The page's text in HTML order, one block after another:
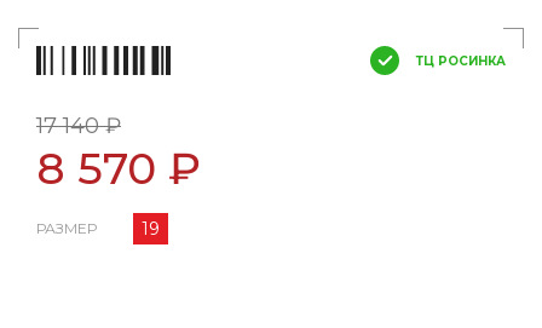
ТЦ РОСИНКА
17 140 ₽
8 570 ₽
РАЗМЕР 19